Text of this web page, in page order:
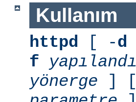
Kullanım
httpd [ -d
f
yönerge ]